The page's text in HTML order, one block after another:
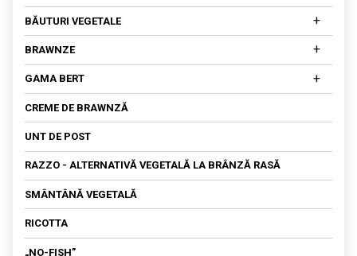
IAURTURI DIN LAPTE DE COCOS
IAURTURI DIN NUCI CAJU
BĂUTURI VEGETALE
DIN OVĂZ
DIN SOIA
+
BRAWNZE
BRAWNZĂ PROASPĂTĂ
+
GAMA BERT
FETA
KEFIR
+
CREME DE BRAWNZĂ
UNT DE POST
RAZZO - ALTERNATIVĂ VEGETALĂ LA BRÂNZĂ RASĂ
SMÂNTÂNĂ VEGETALĂ
RICOTTA
„NO-FISH”